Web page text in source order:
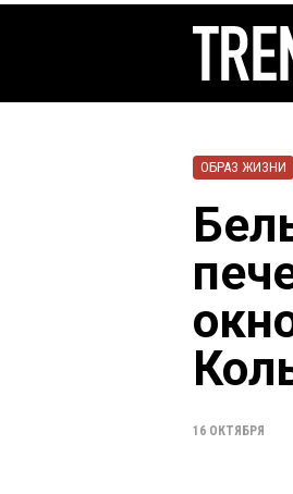
ОБРАЗ ЖИЗНИ
16 ОКТЯБРЯ